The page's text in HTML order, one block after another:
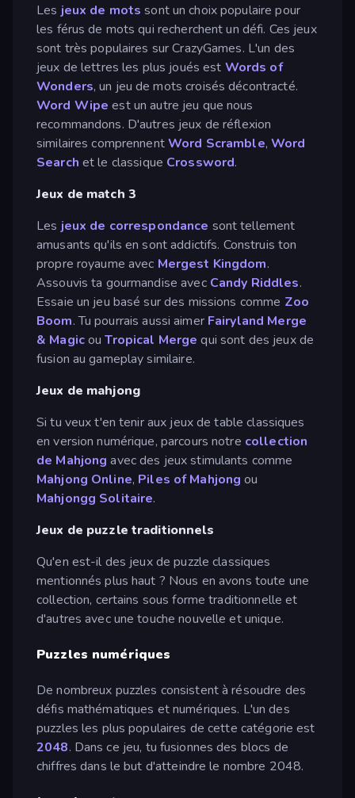
Les jeux de mots sont un choix populaire pour
les férus de mots qui recherchent un défi. Ces jeux
sont très populaires sur CrazyGames. L'un des
jeux de lettres les plus joués est Words of
Wonders, un jeu de mots croisés décontracté.
Word Wipeest un autre jeu que nous
recommandons. D'autres jeux de réflexion
similaires comprennentWord Scramble,Word
Search et le classique Crossword.
Jeux de match 3
Les jeux de correspondance sont tellement
amusants qu'ils en sont addictifs. Construis ton
propre royaume avec Mergest Kingdom.
Assouvis ta gourmandise avec Candy Riddles.
Essaie un jeu basé sur des missions comme Zoo
Boom. Tu pourrais aussi aimer Fairyland Merge
& MagicouTropical Merge qui sont des jeux de
fusion au gameplay similaire.
Jeux de mahjong
Si tu veux t'en tenir aux jeux de table classiques
en version numérique, parcours notre collection
de Mahjong avec des jeux stimulants comme
Mahjong Online, Piles of Mahjongou
Mahjongg Solitaire.
Jeux de puzzle traditionnels
Qu'en est-il des jeux de puzzle classiques
mentionnés plus haut ? Nous en avons toute une
collection, certains sous forme traditionnelle et
d'autres avec une touche nouvelle et unique.
Puzzles numériques
De nombreux puzzles consistent à résoudre des
défis mathématiques et numériques. L'un des
puzzles les plus populaires de cette catégorie est
2048. Dans ce jeu, tu fusionnes des blocs de
chiffres dans le but d'atteindre le nombre 2048.